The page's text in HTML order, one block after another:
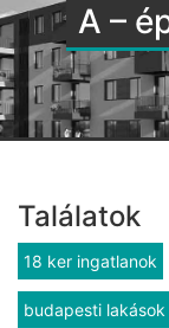
A –
Találatok
18 ker ingatlanok
budapesti